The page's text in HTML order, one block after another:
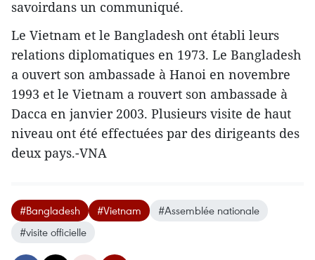
savoirdans un communiqué.
Le Vietnam et le Bangladesh ont établi leurs
relations diplomatiques en 1973. Le Bangladesh
a ouvert son ambassade à Hanoi en novembre
1993 et le Vietnam a rouvert son ambassade à
Dacca en janvier 2003. Plusieurs visite de haut
niveau ont été effectuées par des dirigeants des
deux pays.-VNA
#Bangladesh #Vietnam
#Assemblée nationale
#visite officielle